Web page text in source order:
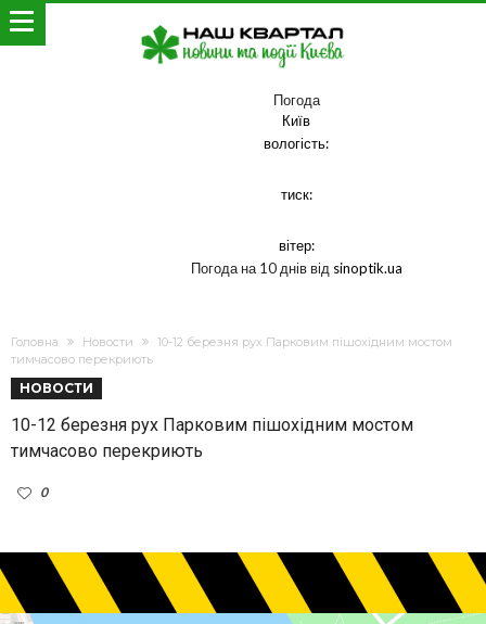
Погода
Київ
вологість:
тиск:
вітер:
Погода на 10 днів від sinoptik.ua
Головна Новости
10-12 березня рух Парковим пішохідним мостом
тимчасово перекриють
НОВОСТИ
10-12 березня рух Парковим пішохідним мостом
тимчасово перекриють
0